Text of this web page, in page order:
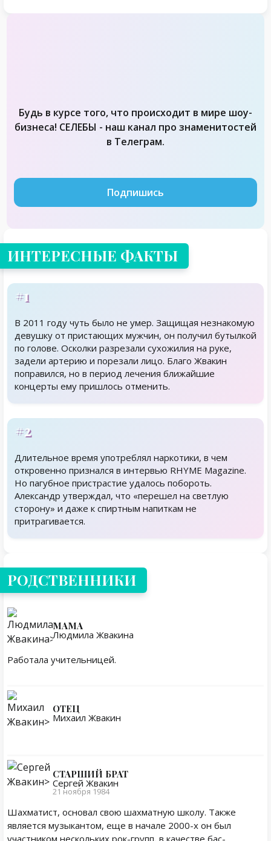
Будь в курсе того, что происходит в мире шоу-
бизнеса! СЕЛЕБЫ - наш канал про знаменитостей
в Телеграм.
Подпишись
ИНТЕРЕСНЫЕ ФАКТЫ
#1
В 2011 году чуть было не умер. Защищая незнакомую
девушку от пристающих мужчин, он получил бутылкой
по голове. Осколки разрезали сухожилия на руке,
задели артерию и порезали лицо. Благо Жвакин
поправился, но в период лечения ближайшие
концерты ему пришлось отменить.
#2
Длительное время употреблял наркотики, в чем
откровенно признался в интервью RHYME Magazine.
Но пагубное пристрастие удалось побороть.
Александр утверждал, что «перешел на светлую
сторону» и даже к спиртным напиткам не
притрагивается.
Родственники
РОДСТВЕННИКИ
МАМА
Людмила Жвакина
Работала учительницей.
ОТЕЦ
Михаил Жвакин
СТАРШИЙ БРАТ
Сергей Жвакин
21 ноября 1984
Шахматист, основал свою шахматную школу. Также
является музыкантом, еще в начале 2000-х он был
участником нескольких рок-групп, в качестве бас-